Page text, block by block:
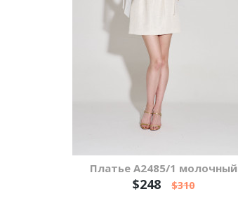
Платье А2485/1 молочный
$248 $310